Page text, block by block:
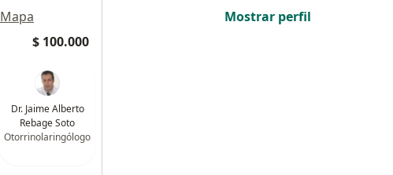
Mapa
$ 100.000
Dr. Jaime Alberto
Rebage Soto
Otorrinolaringólogo
Mostrar perfil